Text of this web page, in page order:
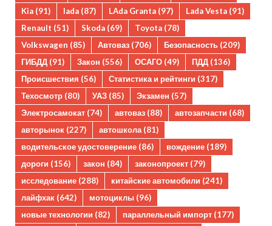
Kia (91) lada (87) LAda Granta (97) Lada Vesta (91)
Renault (51) Skoda (69) Toyota (78)
Volkswagen (85) Автоваз (706) Безопасность (209)
ГИБДД (91) Закон (556) ОСАГО (49) ПДД (136)
Происшествия (56) Статистика и рейтинги (317)
Техосмотр (80) УАЗ (85) Экзамен (57)
Электросамокат (74) автоваз (88) автозапчасти (68)
авторынок (227) автошкола(81)
водительское удостоверение (86) вождение (189)
дороги (156) закон (84) законопроект (79)
исследование (288) китайские автомобили (241)
лайфхак (642) мотоциклы (96)
новые технологии (82) параллельный импорт (177)